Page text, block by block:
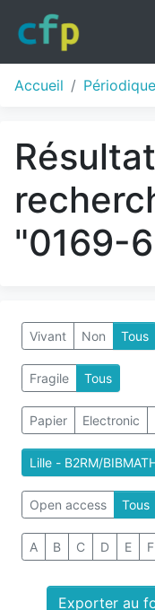
Accueil
"0169-
Vivant Non Tous
Fragile Tous
Papier Electronic
Lille - B2RM/
Open access Tous
A B C D E F
Exporter au